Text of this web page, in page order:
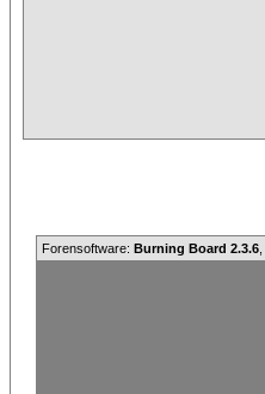
Forensoftware: Burning Board 2.3.6